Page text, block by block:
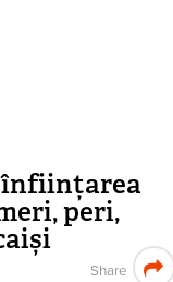
înființarea
peri,
Share